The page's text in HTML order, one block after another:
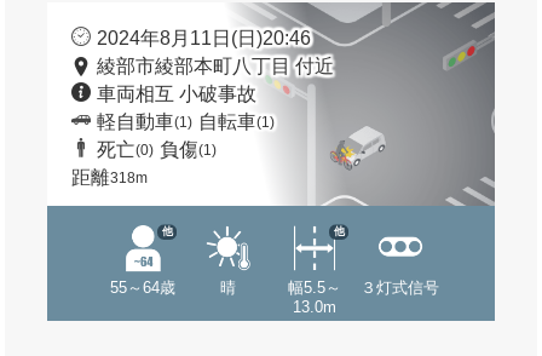
2024年8月11日(日)20:46
綾部市綾部本町八丁目 付近
車両相互 小破事故
軽自動車(1) 自転車(1)
死亡(0) 負傷(1)
距離318m
55～64歳
他
晴
幅5.5～
13.0m
他
３灯式信号